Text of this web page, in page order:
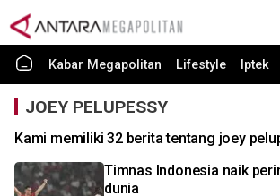
Kabar Megapolitan Lifestyle Iptek
JOEY PELUPESSY
Kami memiliki 32 berita tentang joey
Timnas Indonesia naik
dunia